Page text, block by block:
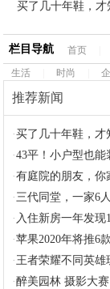
买了几十年鞋，
栏目导航 首页
生活
时尚
推荐新闻
·买了几十年鞋，
·43平！小户型也
·有庭院的朋友，你
·三代同堂，一家6
· 入住新房一年发现
·苹果2020年将推6
·王者荣耀不同英
·醉美园林 摄影大